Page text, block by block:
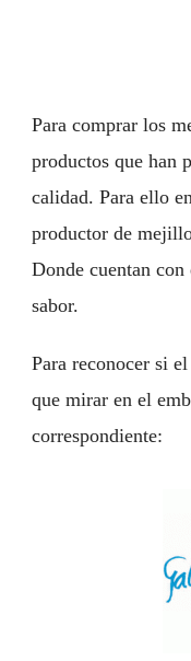
Para comprar los
productos que han
calidad. Para ello
productor de
Donde cuentan
sabor.
Para reconocer si
que mirar en el
correspondiente: